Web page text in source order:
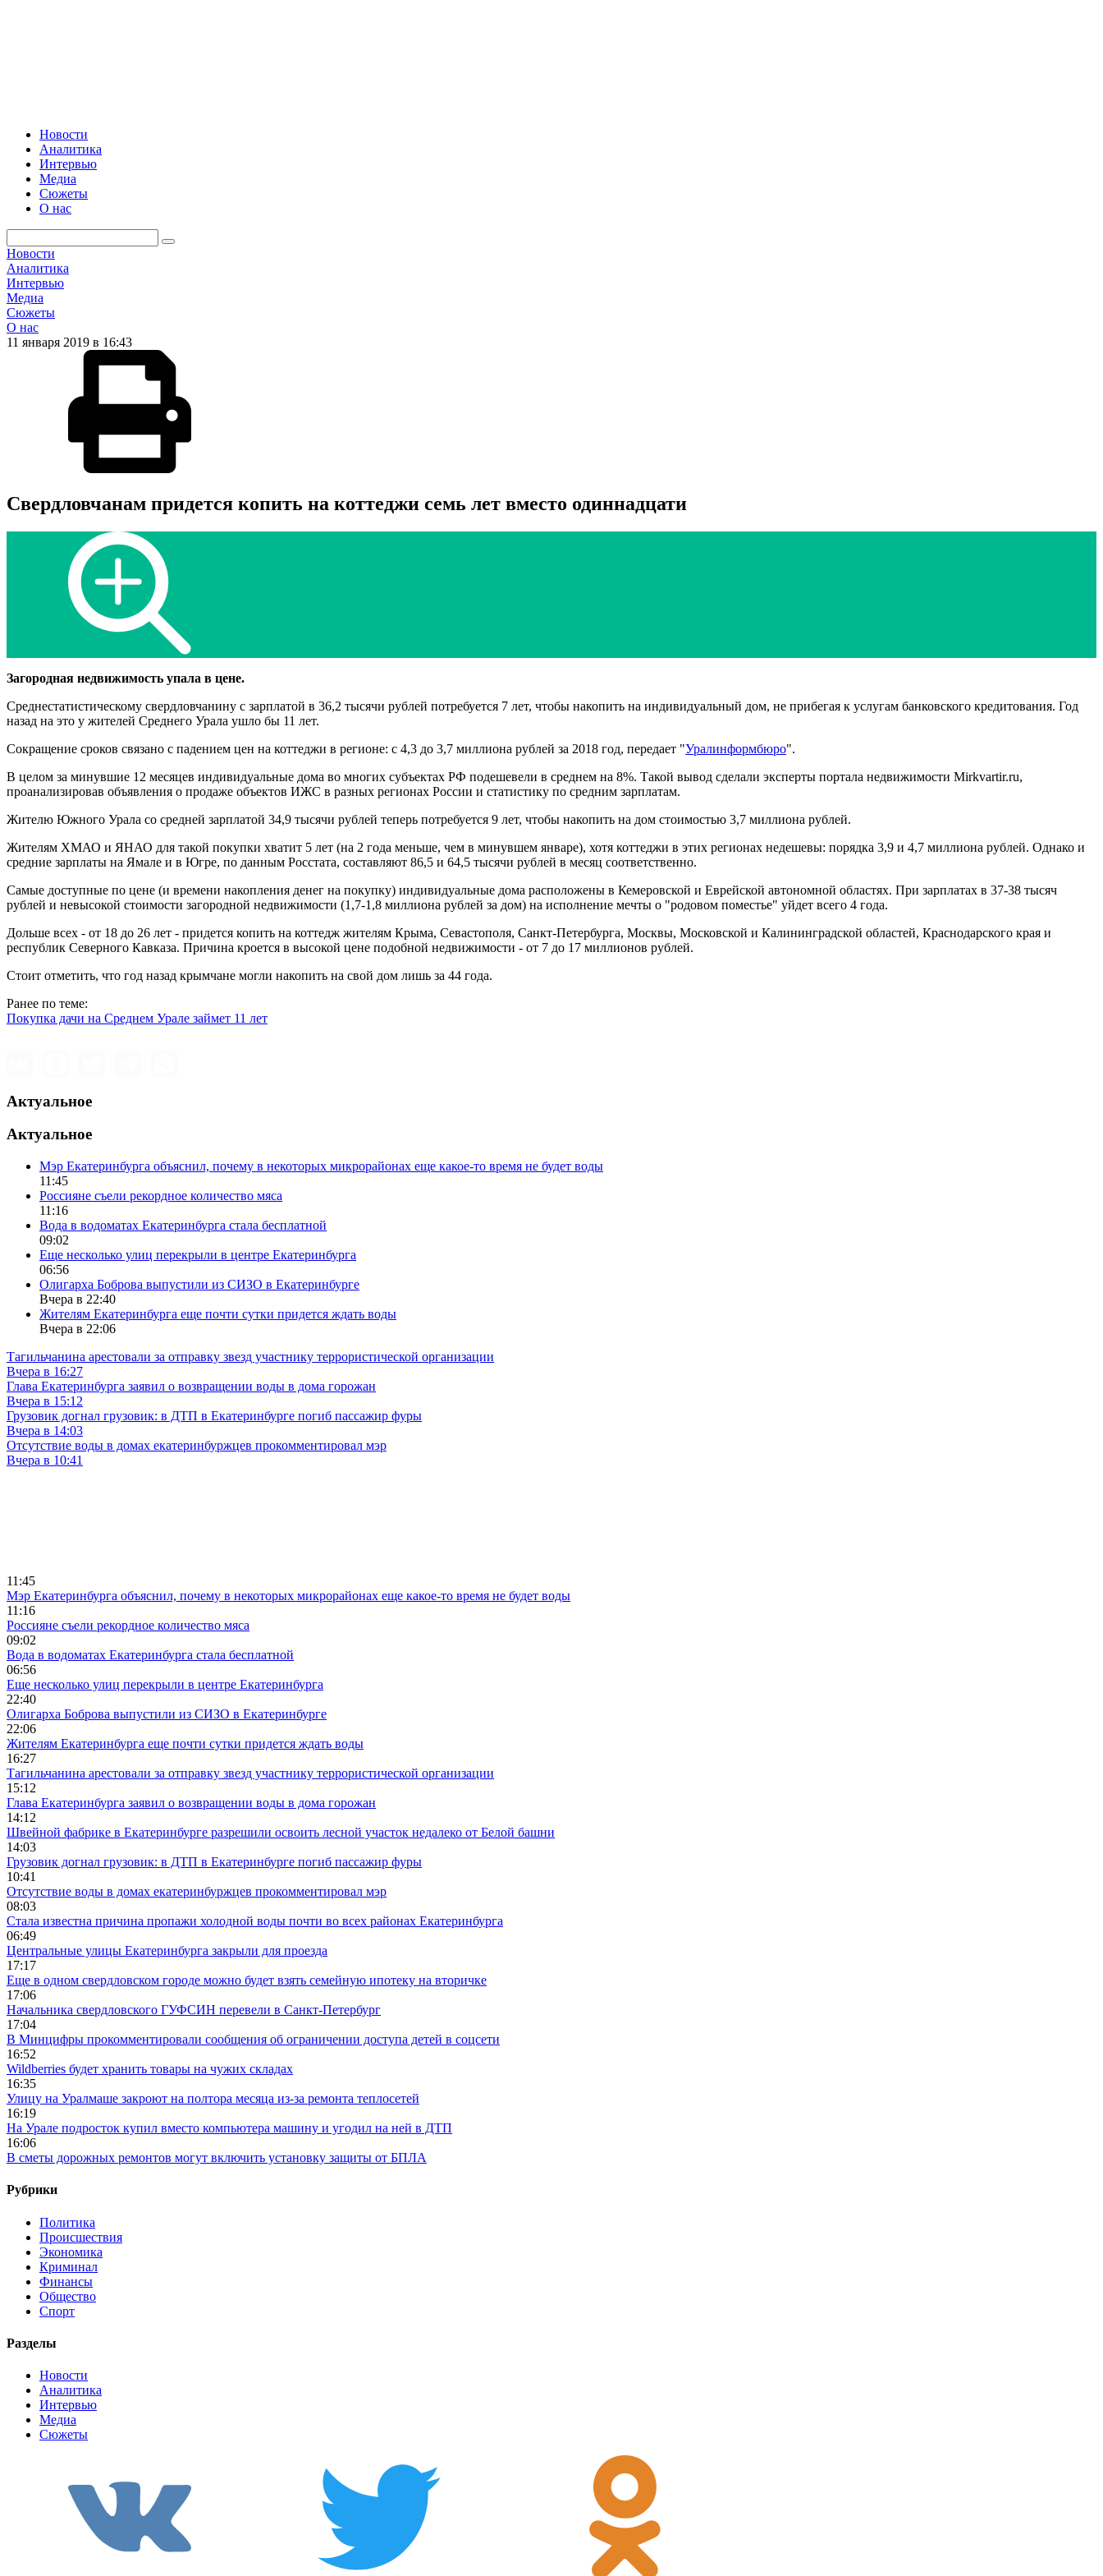
Новости
Аналитика
Интервью
Медиа
Сюжеты
О нас
Новости
Аналитика
Интервью
Медиа
Сюжеты
О нас
11 января 2019 в 16:43
Свердловчанам придется копить на коттеджи семь лет вместо одиннадцати
Загородная недвижимость упала в цене.
Среднестатистическому свердловчанину с зарплатой в 36,2 тысячи рублей потребуется 7 лет, чтобы накопить на индивидуальный дом, не прибегая к услугам банковского кредитования. Год
назад на это у жителей Среднего Урала ушло бы 11 лет.
Сокращение сроков связано с падением цен на коттеджи в регионе: с 4,3 до 3,7 миллиона рублей за 2018 год, передает "Уралинформбюро".
В целом за минувшие 12 месяцев индивидуальные дома во многих субъектах РФ подешевели в среднем на 8%. Такой вывод сделали эксперты портала недвижимости Mirkvartir.ru,
проанализировав объявления о продаже объектов ИЖС в разных регионах России и статистику по средним зарплатам.
Жителю Южного Урала со средней зарплатой 34,9 тысячи рублей теперь потребуется 9 лет, чтобы накопить на дом стоимостью 3,7 миллиона рублей.
Жителям ХМАО и ЯНАО для такой покупки хватит 5 лет (на 2 года меньше, чем в минувшем январе), хотя коттеджи в этих регионах недешевы: порядка 3,9 и 4,7 миллиона рублей. Однако и
средние зарплаты на Ямале и в Югре, по данным Росстата, составляют 86,5 и 64,5 тысячи рублей в месяц соответственно.
Самые доступные по цене (и времени накопления денег на покупку) индивидуальные дома расположены в Кемеровской и Еврейской автономной областях. При зарплатах в 37-38 тысяч
рублей и невысокой стоимости загородной недвижимости (1,7-1,8 миллиона рублей за дом) на исполнение мечты о "родовом поместье" уйдет всего 4 года.
Дольше всех - от 18 до 26 лет - придется копить на коттедж жителям Крыма, Севастополя, Санкт-Петербурга, Москвы, Московской и Калининградской областей, Краснодарского края и
республик Северного Кавказа. Причина кроется в высокой цене подобной недвижимости - от 7 до 17 миллионов рублей.
Стоит отметить, что год назад крымчане могли накопить на свой дом лишь за 44 года.
Ранее по теме:
Покупка дачи на Среднем Урале займет 11 лет
Актуальное
Актуальное
Мэр Екатеринбурга объяснил, почему в некоторых микрорайонах еще какое-то время не будет воды
11:45
Россияне съели рекордное количество мяса
11:16
Вода в водоматах Екатеринбурга стала бесплатной
09:02
Еще несколько улиц перекрыли в центре Екатеринбурга
06:56
Олигарха Боброва выпустили из СИЗО в Екатеринбурге
Вчера в 22:40
Жителям Екатеринбурга еще почти сутки придется ждать воды
Вчера в 22:06
Тагильчанина арестовали за отправку звезд участнику террористической организации
Вчера в 16:27
Глава Екатеринбурга заявил о возвращении воды в дома горожан
Вчера в 15:12
Грузовик догнал грузовик: в ДТП в Екатеринбурге погиб пассажир фуры
Вчера в 14:03
Отсутствие воды в домах екатеринбуржцев прокомментировал мэр
Вчера в 10:41
11:45
Мэр Екатеринбурга объяснил, почему в некоторых микрорайонах еще какое-то время не будет воды
11:16
Россияне съели рекордное количество мяса
09:02
Вода в водоматах Екатеринбурга стала бесплатной
06:56
Еще несколько улиц перекрыли в центре Екатеринбурга
22:40
Олигарха Боброва выпустили из СИЗО в Екатеринбурге
22:06
Жителям Екатеринбурга еще почти сутки придется ждать воды
16:27
Тагильчанина арестовали за отправку звезд участнику террористической организации
15:12
Глава Екатеринбурга заявил о возвращении воды в дома горожан
14:12
Швейной фабрике в Екатеринбурге разрешили освоить лесной участок недалеко от Белой башни
14:03
Грузовик догнал грузовик: в ДТП в Екатеринбурге погиб пассажир фуры
10:41
Отсутствие воды в домах екатеринбуржцев прокомментировал мэр
08:03
Стала известна причина пропажи холодной воды почти во всех районах Екатеринбурга
06:49
Центральные улицы Екатеринбурга закрыли для проезда
17:17
Еще в одном свердловском городе можно будет взять семейную ипотеку на вторичке
17:06
Начальника свердловского ГУФСИН перевели в Санкт-Петербург
17:04
В Минцифры прокомментировали сообщения об ограничении доступа детей в соцсети
16:52
Wildberries будет хранить товары на чужих складах
16:35
Улицу на Уралмаше закроют на полтора месяца из-за ремонта теплосетей
16:19
На Урале подросток купил вместо компьютера машину и угодил на ней в ДТП
16:06
В сметы дорожных ремонтов могут включить установку защиты от БПЛА
Рубрики
Политика
Происшествия
Экономика
Криминал
Финансы
Общество
Спорт
Разделы
Новости
Аналитика
Интервью
Медиа
Сюжеты